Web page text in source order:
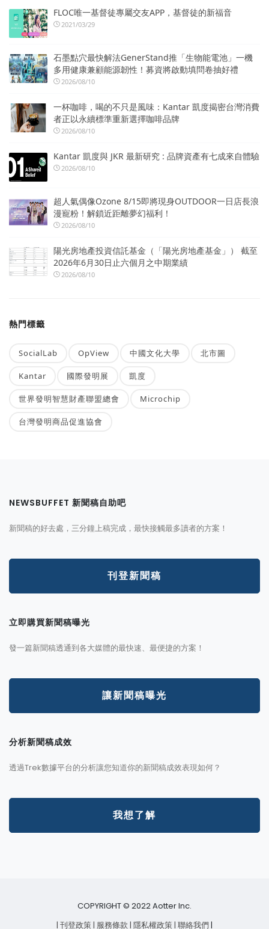
FLOC唯一基督徒專屬交友APP，基督徒的新福音
2021/03/29
石墨點穴最快解法GenerStand推「生物能電池」一機
多用健康兼顧能源韌性！募資將啟動填問卷抽好禮
2026/08/10
一杯咖啡，喝的不只是風味：Kantar 凱度揭密台灣消費
者正以永續標準重新選擇咖啡品牌
2026/08/10
Kantar 凱度與 JKR 最新研究 : 品牌資產有七成來自體驗
2026/08/10
超人氣偶像Ozone 8/15即將現身OUTDOOR一日店長浪
漫寵粉！解鎖近距離夢幻福利！
2026/08/10
陽光房地產投資信託基金（「陽光房地產基金」） 截至
2026年6月30日止六個月之中期業績
2026/08/10
熱門標籤
SocialLab OpView 中國文化大學 北市圖
Kantar 國際發明展 凱度
世界發明智慧財產聯盟總會 Microchip
台灣發明商品促進協會
NEWSBUFFET 新聞稿自助吧
新聞稿的好去處，三分鐘上稿完成，最快接觸最多讀者的方案！
刊登新聞稿
立即購買新聞稿曝光
發一篇新聞稿透通到各大媒體的最快速、最便捷的方案！
讓新聞稿曝光
分析新聞稿成效
透過Trek數據平台的分析讓您知道你的新聞稿成效表現如何？
我想了解
COPYRIGHT © 2022 Aotter Inc.
| 刊登政策| 服務條款| 隱私權政策| 聯絡我們 |